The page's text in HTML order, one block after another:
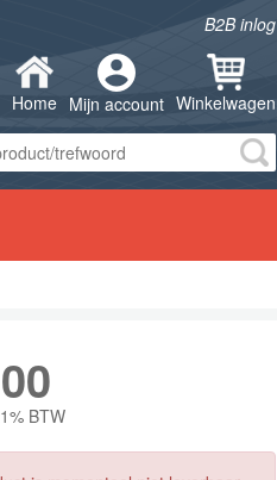
B2B inlog
Home Mijn account Winkelwagen
BTW